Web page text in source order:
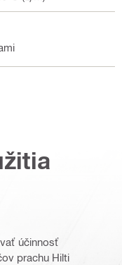
účinnosť
prachu Hilti